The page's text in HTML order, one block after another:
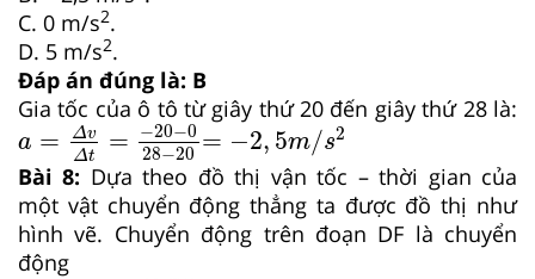
C. 0 m/s2.
D. 5 m/s2.
Đáp án đúng là: B
Gia tốc của ô tô từ giây thứ 20 đến giây thứ 28 là:
a = Δv
Δt = −20−0
28−20
a=ΔvΔt=− 20−028−20
= −2, 5m/s2
=−2,5m /s2
Bài 8: Dựa theo đồ thị vận tốc – thời gian của
một vật chuyển động thẳng ta được đồ thị như
hình vẽ. Chuyển động trên đoạn DF là chuyển
động